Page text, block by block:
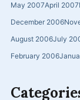
May 2007April 2007
December 2006
August 2006July
February 2006